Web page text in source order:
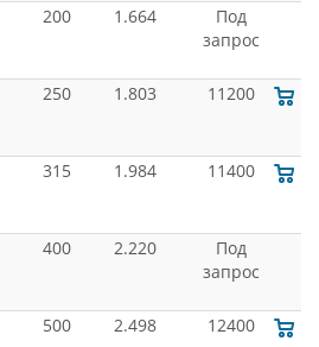
200 1.664
Под
запрос
250 1.803 11200
315 1.984 11400
400 2.220
Под
запрос
500 2.498 12400